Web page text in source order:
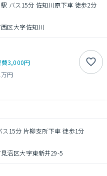
バス15分 佐知川原下車 徒歩2分
区大字佐知川
3,000円
円
15分 片柳支所下車 徒歩1分
沼区大字東新井29-5